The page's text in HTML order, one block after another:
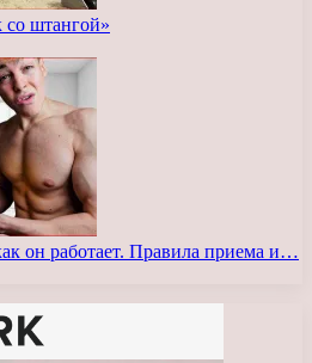
штангой»
он работает. Правила приема и…